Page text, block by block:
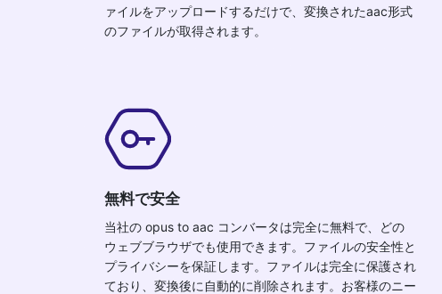
ァイルをアップロードするだけで、変換されたaac形式
のファイルが取得されます。
無料で安全
当社の opus to aac コンバータは完全に無料で、どの
ウェブブラウザでも使用できます。ファイルの安全性と
プライバシーを保証します。ファイルは完全に保護され
ており、変換後に自動的に削除されます。お客様のニー